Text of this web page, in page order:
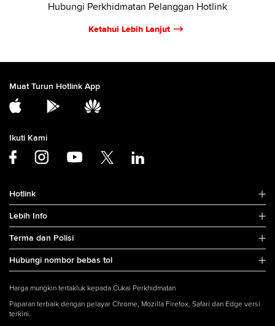
Hubungi Perkhidmatan Pelanggan Hotlink
Ketahui Lebih Lanjut
Muat Turun Hotlink App
Ikuti Kami
Hotlink
Lebih Info
Terma dan Polisi
Hubungi nombor bebas tol
Harga mungkin tertakluk kepada Cukai Perkhidmatan
Paparan terbaik dengan pelayar Chrome, Mozilla Firefox, Safari dan Edge versi
terkini.